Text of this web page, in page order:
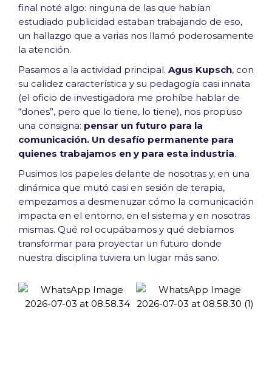
final noté algo: ninguna de las que habían
estudiado publicidad estaban trabajando de eso,
un hallazgo que a varias nos llamó poderosamente
la atención.
Pasamos a la actividad principal. Agus Kupsch, con
su calidez característica y su pedagogía casi innata
(el oficio de investigadora me prohíbe hablar de
“dones”, pero que lo tiene, lo tiene), nos propuso
una consigna: pensar un futuro para la
comunicación. Un desafío permanente para
quienes trabajamos en y para esta industria.
Pusimos los papeles delante de nosotras y, en una
dinámica que mutó casi en sesión de terapia,
empezamos a desmenuzar cómo la comunicación
impacta en el entorno, en el sistema y en nosotras
mismas. Qué rol ocupábamos y qué debíamos
transformar para proyectar un futuro donde
nuestra disciplina tuviera un lugar más sano.